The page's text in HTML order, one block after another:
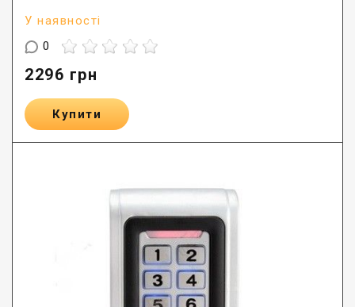
У наявності
0
2296 грн
Купити